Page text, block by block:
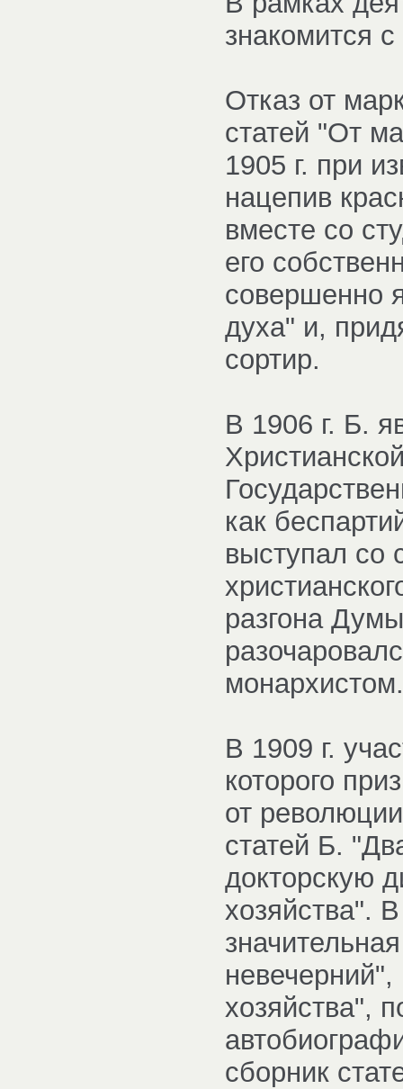
знакомится
Отказ от
статей "От
1905 г. при
нацепив
вместе со
его
совершенно
духа" и,
сортир.
В 1906 г. Б.
как
выступал со
разгона
монархистом.
В 1909 г.
которого
от
статей Б.
докторскую
хозяйства".
хозяйства",
сборник